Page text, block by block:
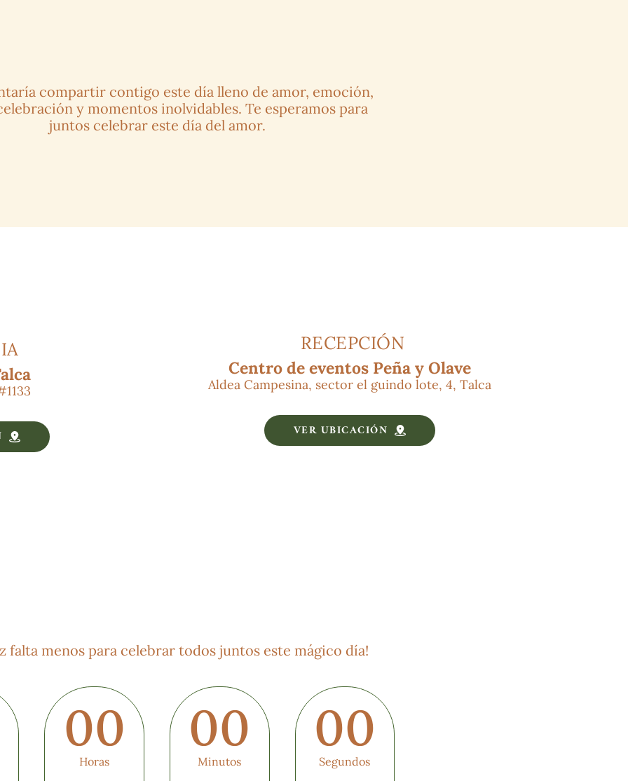
compartir contigo este día lleno de amor, emoción,
y momentos inolvidables. Te esperamos para
juntos celebrar este día del amor.
RECEPCIÓN
Centro de eventos Peña y Olave
Aldea Campesina, sector el guindo lote, 4, Talca
VER UBICACIÓN
falta menos para celebrar todos juntos este mágico día!
00
Horas
00
Minutos
00
Segundos